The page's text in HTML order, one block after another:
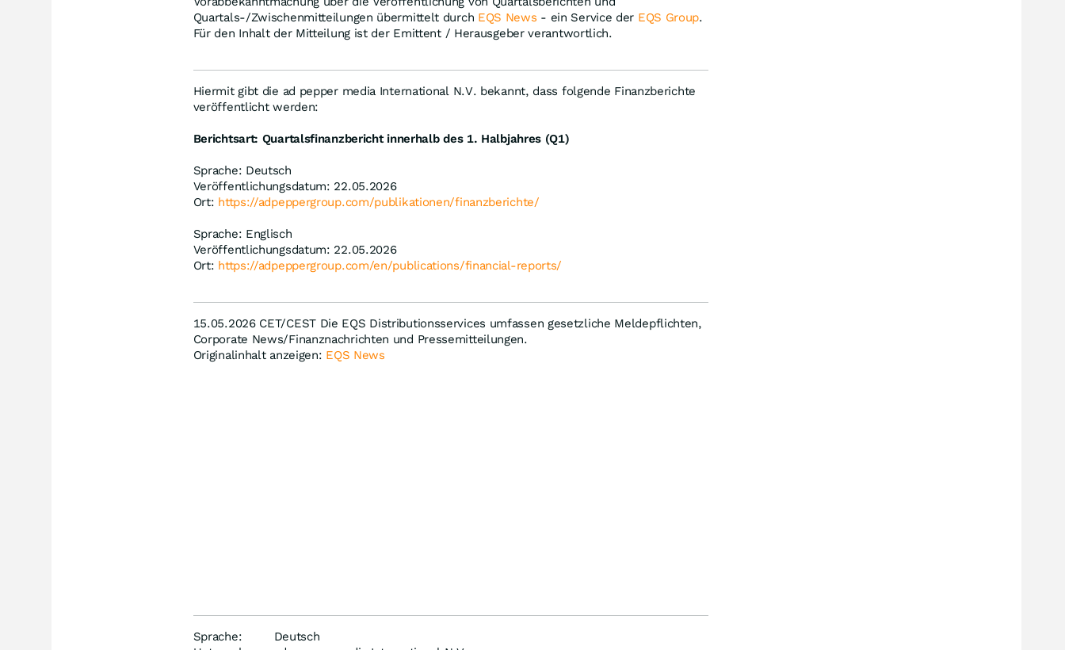
Quartals-/Zwischenmitteilungen übermittelt durch EQS News - ein Service der EQS Group.
Für den Inhalt der Mitteilung ist der Emittent / Herausgeber verantwortlich.
Hiermit gibt die ad pepper media International N.V. bekannt, dass folgende Finanzberichte
veröffentlicht werden:
Berichtsart: Quartalsfinanzbericht innerhalb des 1. Halbjahres (Q1)
Sprache: Deutsch
Veröffentlichungsdatum: 22.05.2026
Ort: https://adpeppergroup.com/publikationen/finanzberichte/
Sprache: Englisch
Veröffentlichungsdatum: 22.05.2026
Ort: https://adpeppergroup.com/en/publications/financial-reports/
15.05.2026 CET/CEST Die EQS Distributionsservices umfassen gesetzliche Meldepflichten,
Corporate News/Finanznachrichten und Pressemitteilungen.
Originalinhalt anzeigen: EQS News
Sprache:
Deutsch